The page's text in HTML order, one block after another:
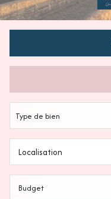
Du neuf
Type de bien
Localisation
Budget